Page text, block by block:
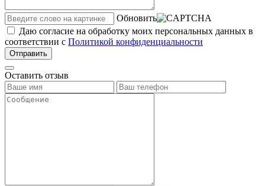
Обновить
Даю согласие на обработку моих персональных данных в
соответствии с Политикой конфиденциальности
Отправить
Оставить отзыв